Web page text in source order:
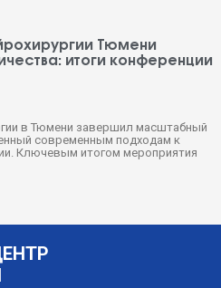
Тюмени
итоги конференции
в Тюмени завершил масштабный
современным подходам к
Ключевым итогом мероприятия